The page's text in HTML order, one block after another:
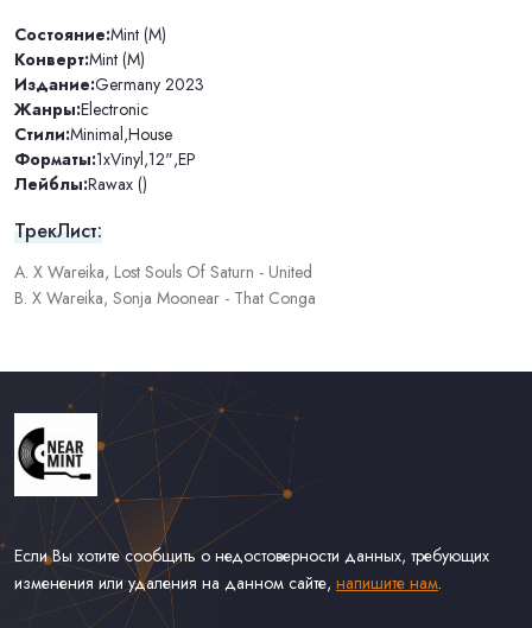
Состояние:Mint (M)
Конверт:Mint (M)
Издание:Germany 2023
Жанры:Electronic
Стили:Minimal,House
Форматы:1xVinyl,12",EP
Лейблы:Rawax ()
ТрекЛист:
A. X Wareika, Lost Souls Of Saturn - United
B. X Wareika, Sonja Moonear - That Conga
Если Вы хотите сообщить о недостоверности данных, требующих
изменения или удаления на данном сайте, напишите нам.